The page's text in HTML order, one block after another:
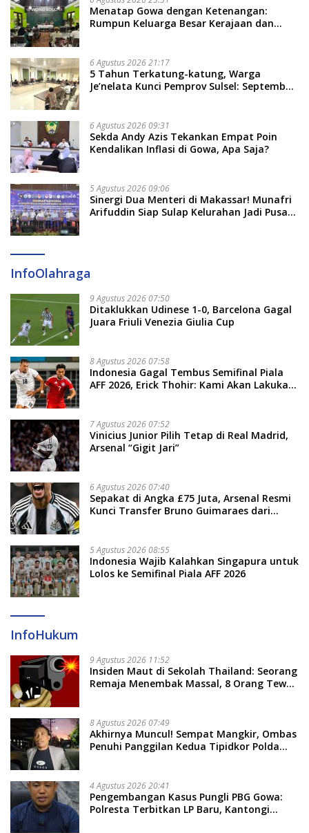
Menatap Gowa dengan Ketenangan:
Rumpun Keluarga Besar Kerajaan dan
Soal Adat dan Adab
6 Agustus 2026 21:17
5 Tahun Terkatung-katung, Warga
Je’nelata Kunci Pemprov Sulsel: September
6 Agustus 2026 09:31
Sekda Andy Azis Tekankan Empat Poin
Kendalikan Inflasi di Gowa, Apa Saja?
5 Agustus 2026 09:06
Sinergi Dua Menteri di Makassar! Munafri
Arifuddin Siap Sulap Kelurahan Jadi Pusat
InfoOlahraga
9 Agustus 2026 07:50
Ditaklukkan Udinese 1-0, Barcelona Gagal
Juara Friuli Venezia Giulia Cup
8 Agustus 2026 07:58
Indonesia Gagal Tembus Semifinal Piala
AFF 2026, Erick Thohir: Kami Akan Lakukan
7 Agustus 2026 07:52
Vinicius Junior Pilih Tetap di Real Madrid,
Arsenal “Gigit Jari”
6 Agustus 2026 07:40
Sepakat di Angka £75 Juta, Arsenal Resmi
Kunci Transfer Bruno Guimaraes dari
5 Agustus 2026 08:55
Indonesia Wajib Kalahkan Singapura untuk
Lolos ke Semifinal Piala AFF 2026
InfoHukum
9 Agustus 2026 11:52
Insiden Maut di Sekolah Thailand: Seorang
Remaja Menembak Massal, 8 Orang Tewas
8 Agustus 2026 07:49
Akhirnya Muncul! Sempat Mangkir, Ombas
Penuhi Panggilan Kedua Tipidkor Polda
4 Agustus 2026 20:41
Pengembangan Kasus Pungli PBG Gowa:
Polresta Terbitkan LP Baru, Kantongi